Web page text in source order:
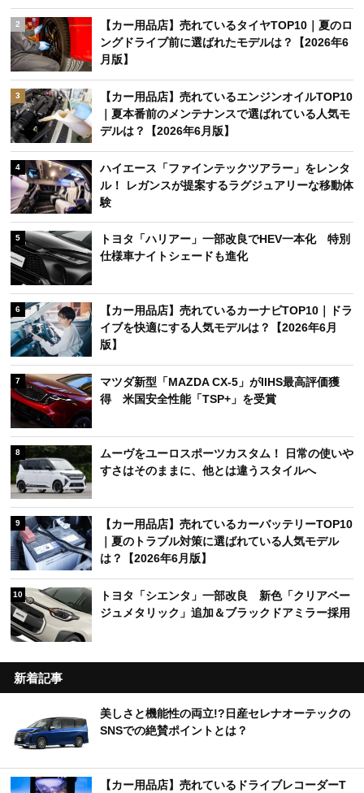
2
【カー用品店】売れているタイヤTOP10｜夏のロ
ングドライブ前に選ばれたモデルは？【2026年6
月版】
3
【カー用品店】売れているエンジンオイルTOP10
｜夏本番前のメンテナンスで選ばれている人気モ
デルは？【2026年6月版】
4
ハイエース「ファインテックツアラー」をレンタ
ル！ レガンスが提案するラグジュアリーな移動体
験
5
トヨタ「ハリアー」一部改良でHEV一本化 特別
仕様車ナイトシェードも進化
6
【カー用品店】売れているカーナビTOP10｜ドラ
イブを快適にする人気モデルは？【2026年6月
版】
7
マツダ新型「MAZDA CX-5」がIIHS最高評価獲
得 米国安全性能「TSP+」を受賞
8
ムーヴをユーロスポーツカスタム！ 日常の使いや
すさはそのままに、他とは違うスタイルへ
9
【カー用品店】売れているカーバッテリーTOP10
｜夏のトラブル対策に選ばれている人気モデル
は？【2026年6月版】
10
トヨタ「シエンタ」一部改良 新色「クリアベー
ジュメタリック」追加＆ブラックドアミラー採用
新着記事
美しさと機能性の両立!?日産セレナオーテックの
SNSでの絶賛ポイントとは？
【カー用品店】売れているドライブレコーダーT